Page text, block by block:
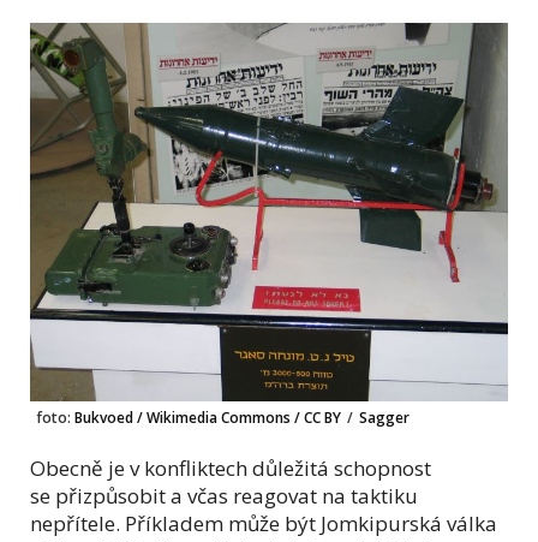
foto: Bukvoed / Wikimedia Commons / CC BY / Sagger
Obecně je v konfliktech důležitá schopnost
se přizpůsobit a včas reagovat na taktiku
nepřítele. Příkladem může být Jomkipurská válka